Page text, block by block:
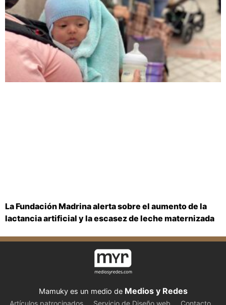
La Fundación Madrina alerta sobre el aumento de la
lactancia artificial y la escasez de leche maternizada
Mamuky es un medio de Medios y Redes
Artículos patrocinados Servicio de Diseño web
Contacto